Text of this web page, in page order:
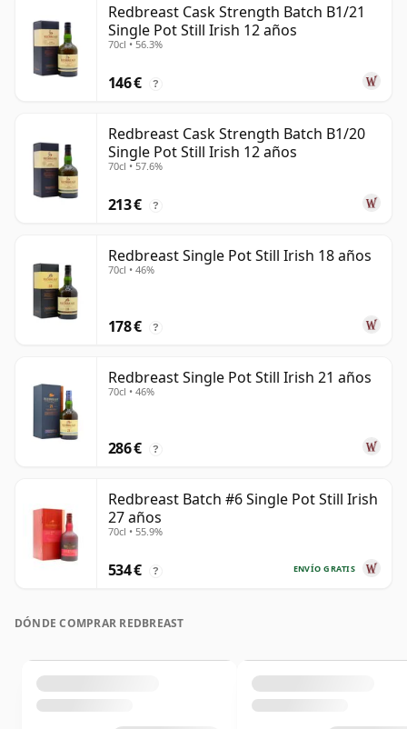
Redbreast Cask Strength Batch B1/21
Single Pot Still Irish 12 años
70cl • 56.3%
146 € ?
Redbreast Cask Strength Batch B1/20
Single Pot Still Irish 12 años
70cl • 57.6%
213 € ?
Redbreast Single Pot Still Irish 18 años
70cl • 46%
178 € ?
Redbreast Single Pot Still Irish 21 años
70cl • 46%
286 € ?
Redbreast Batch #6 Single Pot Still Irish
27 años
70cl • 55.9%
ENVÍO GRATIS
534 € ?
DÓNDE COMPRAR REDBREAST